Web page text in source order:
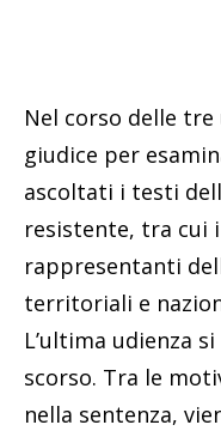
Nel corso delle
giudice per
ascoltati i testi
resistente, tra cui
rappresentanti
territoriali e
L’ultima udienza
scorso. Tra le
nella sentenza,